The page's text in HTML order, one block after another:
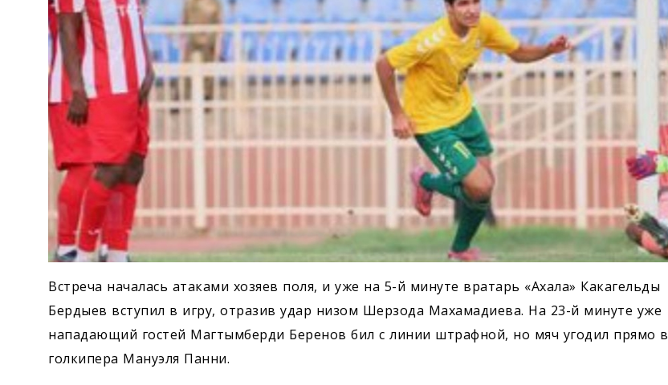
Встреча началась атаками хозяев поля, и уже на 5-й минуте вратарь «Ахала» Какагельды
Бердыев вступил в игру, отразив удар низом Шерзода Махамадиева. На 23-й минуте уже
нападающий гостей Магтымберди Беренов бил с линии штрафной, но мяч угодил прямо в
голкипера Мануэля Панни.